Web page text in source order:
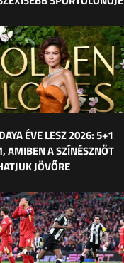
ÉVE LESZ 2026: 5+1
AMIBEN A SZÍNÉSZNŐT
JÖVŐRE